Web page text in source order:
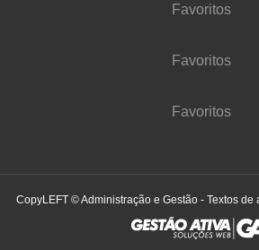
Favoritos
Favoritos
Favoritos
CopyLEFT © Administração e Gestão - Textos de